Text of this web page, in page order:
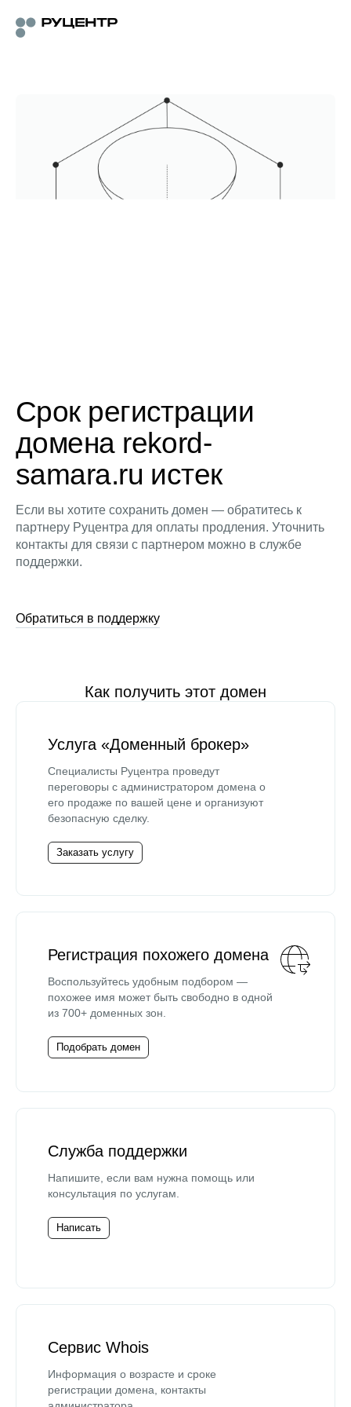
Срок регистрации
домена rekord-
samara.ru истек
Если вы хотите сохранить домен — обратитесь к
партнеру Руцентра для оплаты продления. Уточнить
контакты для связи с партнером можно в службе
поддержки.
Обратиться в поддержку
Как получить этот домен
Услуга «Доменный брокер»
Специалисты Руцентра проведут
переговоры с администратором домена о
его продаже по вашей цене и организуют
безопасную сделку.
Заказать услугу
Регистрация похожего домена
Воспользуйтесь удобным подбором —
похожее имя может быть свободно в одной
из 700+ доменных зон.
Подобрать домен
Служба поддержки
Напишите, если вам нужна помощь или
консультация по услугам.
Написать
Сервис Whois
Информация о возрасте и сроке
регистрации домена, контакты